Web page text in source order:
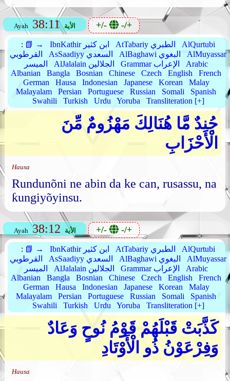
Ayah 38:11 الأية +/- -/+
: 📗 → IbnKathir ابن كثير AtTabariy الطبري
AlQurtubi
القرطوبي
AsSaadiyy السعدي AlBaghawi البغوي
AlMuyassar
الميسر
AlJalalain الجلالين Grammar الإعراب
Arabic
Albanian
Bangla Bosnian Chinese Czech English
French
German
Hausa Indonesian Japanese Korean
Malay
Malayalam
Persian Portuguese Russian Somali
Spanish
Swahili
Turkish Urdu Yoruba Transliteration [+]
جُندٌ مَّا هُنَالِكَ مَهْزُومٌ مِّنَ
الْأَحْزَابِ
Hausa
Rundunõni ne abin da ke can, rusassu, na
ƙungiyõyinsu.
Ayah 38:12 الأية +/- -/+
: 📗 → IbnKathir ابن كثير AtTabariy الطبري
AlQurtubi
القرطوبي
AsSaadiyy السعدي AlBaghawi البغوي
AlMuyassar
الميسر
AlJalalain الجلالين Grammar الإعراب
Arabic
Albanian
Bangla Bosnian Chinese Czech English
French
German
Hausa Indonesian Japanese Korean
Malay
Malayalam
Persian Portuguese Russian Somali
Spanish
Swahili
Turkish Urdu Yoruba Transliteration [+]
كَذَّبَتْ قَبْلَهُمْ قَوْمُ نُوحٍ وَعَادٌ
وَفِرْعَوْنُ ذُو الْأَوْتَادِ
Hausa